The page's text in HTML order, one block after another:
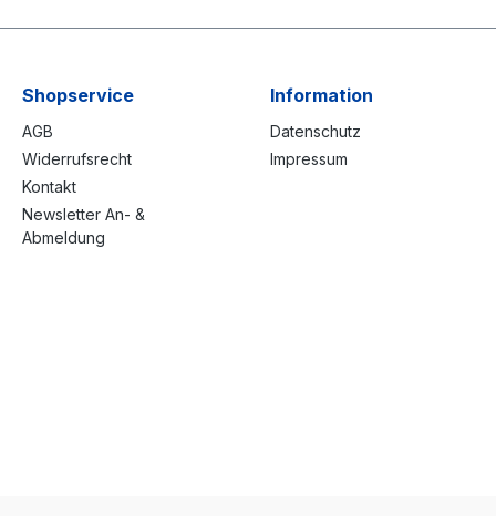
Shopservice
AGB
Widerrufsrecht
Kontakt
Newsletter An- &
Abmeldung
Information
Datenschutz
Impressum